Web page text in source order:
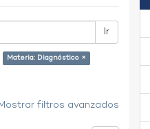
Ir
Materia: Diagnóstico ×
filtros avanzados